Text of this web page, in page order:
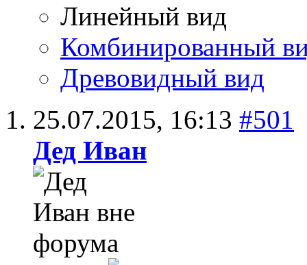
Линейный вид
Комбинированный
Древовидный вид
25.07.2015, 16:13 #501
Дед Иван